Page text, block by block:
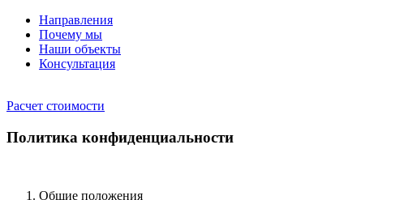
Направления
Почему мы
Наши объекты
Консультация
Расчет стоимости
Политика конфиденциальности
Общие положения